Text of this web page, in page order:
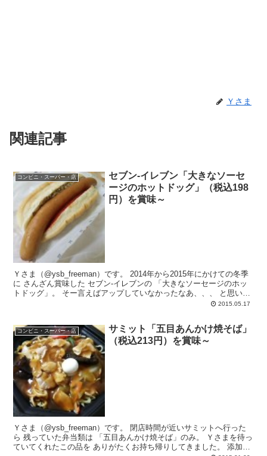
Ｙさま
関連記事
コンビニ・スーパー・店
セブン-イレブン「大きなソーセ
ージのホットドッグ」（税込198
円）を賞味～
Ｙさま（@ysb_freeman）です。 2014年から2015年にかけての冬季
に さんざん賞味した セブン-イレブンの 「大きなソーセージのホッ
トドッグ」。 そー言えばアップしていなかったなあ、、、 と思い出
2015.05.17
コンビニ・スーパー・店
サミット「五目あんかけ焼そば」
（税込213円）を賞味～
Ｙさま（@ysb_freeman）です。 閉店時間が近いサミットへ行った
ら 残っていた弁当類は 「五目あんかけ焼そば」のみ。 Ｙさまを待っ
ていてくれたこの品を ありがたくお持ち帰りしてきました。 添加物